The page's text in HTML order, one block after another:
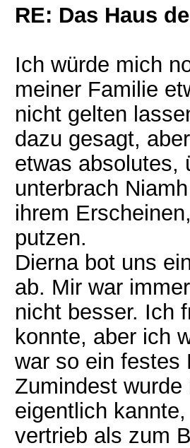
RE: Das Haus
Ich würde mich
meiner Familie
nicht gelten
dazu gesagt,
etwas absolutes,
unterbrach
ihrem
putzen.
Dierna bot uns
ab. Mir war
nicht besser. Ich
konnte, aber ich
war so ein festes
Zumindest
eigentlich
vertrieb als zum